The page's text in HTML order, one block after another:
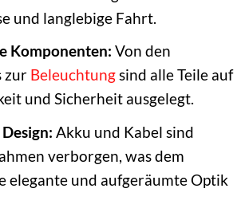
und langlebige Fahrt.
Komponenten: Von den
zur Beleuchtungsind alle Teile auf
und Sicherheit ausgelegt.
Akku und Kabel sind
verborgen, was dem
elegante und aufgeräumte Optik